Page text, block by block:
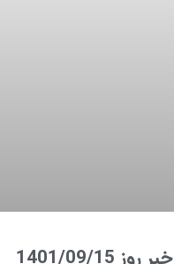
خبر روز 1401/09/15